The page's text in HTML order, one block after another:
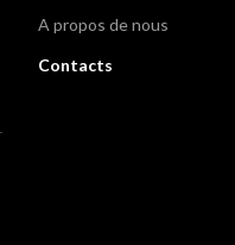
A propos de nous
Contacts